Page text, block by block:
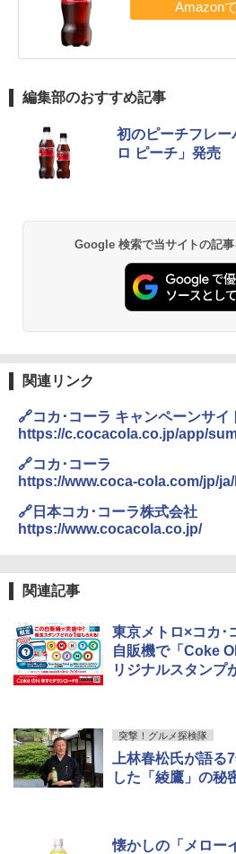
編集部のおすすめ記事
初のピーチフレー
ロ ピーチ」発売
Google 検索で当サイトの記
関連リンク
🔗コカ･コーラ キャンペーンサイ
https://c.cocacola.co.jp/app/
🔗コカ･コーラ
https://www.coca-cola.com/jp/
🔗日本コカ･コーラ株式会社
https://www.cocacola.co.jp/
関連記事
東京メトロ×コカ･
自販機で「Coke
リジナルスタンプ
突撃！グルメ探検隊
上林春松氏が語
した「綾鷹」の秘
懐かしの「メロー